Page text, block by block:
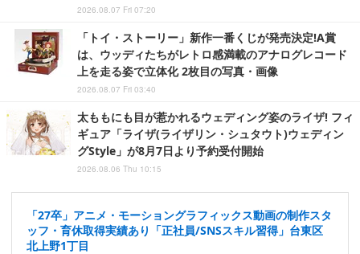
2026.08.07 Fri 07:20
「トイ・ストーリー」新作一番くじが発売決定!A賞
は、ウッディたちがレトロ感満載のアナログレコード
上を走る姿で立体化 2枚目の写真・画像
2026.08.07 Fri 03:40
太ももにも目が惹かれるウェディング姿のライザ! フィ
ギュア「ライザ(ライザリン・シュタウト)ウェディン
グStyle」が8月7日より予約受付開始
2026.08.06 Thu 10:15
「27卒」アニメ・モーショングラフィックス動画の制作スタ
ッフ・育休取得実績あり「正社員/SNSスキル習得」台東区
北上野1丁目